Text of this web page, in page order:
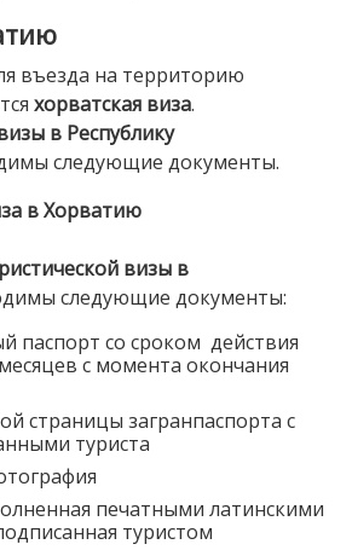
въезда на территорию
хорватская виза.
в Республику
следующие документы.
в Хорватию
визы в
следующие документы:
паспорт со сроком действия
с момента окончания
страницы загранпаспорта с
туриста
печатными латинскими
туристом